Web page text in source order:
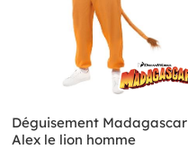
Déguisement Madagascar
Alex le lion homme